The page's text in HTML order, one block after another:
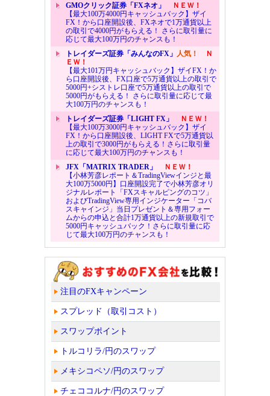
GMOクリック証券「FXネオ」
ＮＥＷ！
【最大100万4000円キャッシュバック】ザイ
FX！から口座開設後、FXネオで1万通貨以上
の取引で4000円がもらえる！ さらに取引量に
応じて最大100万円のチャンスも！
トレイダーズ証券「みんなのFX」 人気！
Ｎ
ＥＷ！
【最大101万円キャッシュバック】ザイFX！か
ら口座開設後、FX口座で5万通貨以上の取引で
5000円+シストレ口座で5万通貨以上の取引で
5000円がもらえる！ さらに取引量に応じて最
大100万円のチャンスも！
トレイダーズ証券「LIGHT FX」
ＮＥＷ！
【最大100万3000円キャッシュバック】ザイ
FX！から口座開設後、LIGHT FXで5万通貨以
上の取引で3000円がもらえる！さらに取引量
に応じて最大100万円のチャンスも！
JFX「MATRIX TRADER」
ＮＥＷ！
【小林芳彦レポート＆TradingViewインジと最
大100万5000円】口座開設完了で小林芳彦オリ
ジナルレポート「FXスキャルピングのコツ」
およびTradingView専用インジケーター「コバ
スキャインジ」当日プレゼント＆専用フォー
ムからの申込と合計1万通貨以上の新規取引で
5000円キャッシュバック！さらに取引量に応
じて最大100万円のチャンスも！
注目のFXキャンペーン
スプレッド（取引コスト）
スワップポイント
トルコリラ/円のスワップ
メキシコペソ/円のスワップ
チェココルナ/円のスワップ